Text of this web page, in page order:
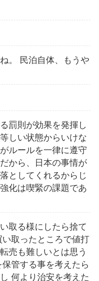
。 民泊自体、もうや
罰則が効果を発揮し
しい状態からいけな
ルールを一律に遵守
から、日本の事情が
としてくれるからじ
化は喫緊の課題であ
取る様にしたら捨て
取ったところで値打
売も難しいとは思う
管する事を考えたら
何より治安を考えた